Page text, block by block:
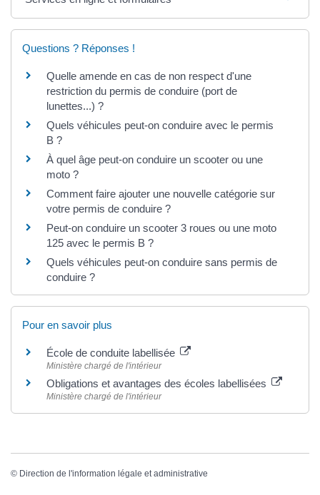
Questions ? Réponses !
Quelle amende en cas de non respect d'une
restriction du permis de conduire (port de
lunettes...) ?
Quels véhicules peut-on conduire avec le permis
B ?
À quel âge peut-on conduire un scooter ou une
moto ?
Comment faire ajouter une nouvelle catégorie sur
votre permis de conduire ?
Peut-on conduire un scooter 3 roues ou une moto
125 avec le permis B ?
Quels véhicules peut-on conduire sans permis de
conduire ?
Pour en savoir plus
École de conduite labellisée
Ministère chargé de l'intérieur
Obligations et avantages des écoles labellisées
Ministère chargé de l'intérieur
© Direction de l'information légale et administrative